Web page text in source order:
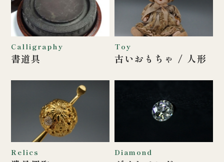
Calligraphy
書道具
Toy
古いおもちゃ / 人形
Relics Diamond